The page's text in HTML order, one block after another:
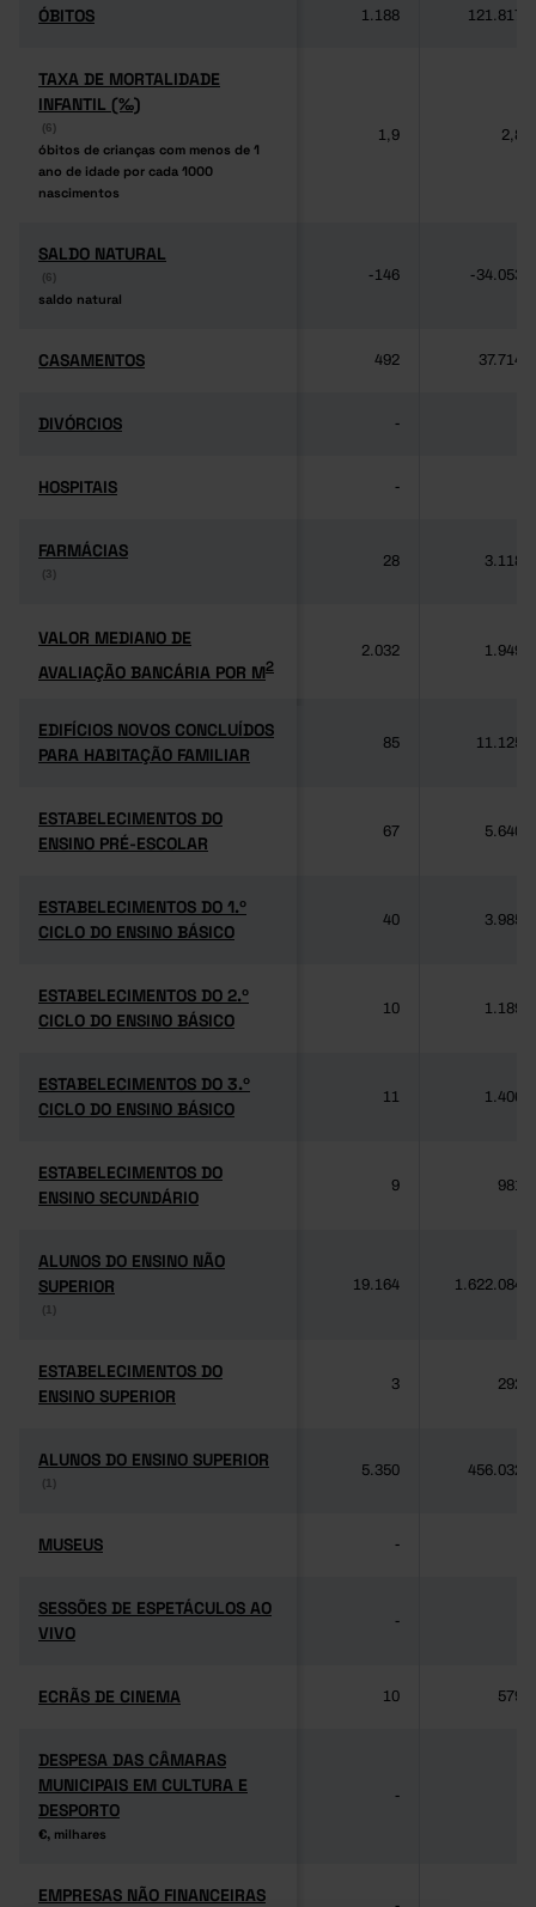
ÓBITOS
ÓBITOS 1.188 121.817
TAXA DE MORTALIDADE
INFANTIL (‰)
(6)
óbitos de crianças com menos de 1
ano de idade por cada 1000
nascimentos
TAXA DE MORTALIDADE
INFANTIL (‰)
(6)
óbitos de crianças com menos de 1
ano de idade por cada 1000
nascimentos
1,9 2,8
SALDO NATURAL
(6)
saldo natural
SALDO NATURAL
(6)
saldo natural
-146 -34.053
CASAMENTOS
CASAMENTOS 492 37.714
DIVÓRCIOS
DIVÓRCIOS -
HOSPITAIS
HOSPITAIS -
FARMÁCIAS
(3)
FARMÁCIAS
(3)
28 3.118
VALOR MEDIANO DE
AVALIAÇÃO BANCÁRIA POR M2
VALOR MEDIANO DE
AVALIAÇÃO BANCÁRIA POR M2
2.032 1.949
EDIFÍCIOS NOVOS CONCLUÍDOS
PARA HABITAÇÃO FAMILIAR
EDIFÍCIOS NOVOS CONCLUÍDOS
PARA HABITAÇÃO FAMILIAR
85 11.125
ESTABELECIMENTOS DO
ENSINO PRÉ-ESCOLAR
ESTABELECIMENTOS DO
ENSINO PRÉ-ESCOLAR
67 5.640
ESTABELECIMENTOS DO 1.º
CICLO DO ENSINO BÁSICO
ESTABELECIMENTOS DO 1.º
CICLO DO ENSINO BÁSICO
40 3.985
ESTABELECIMENTOS DO 2.º
CICLO DO ENSINO BÁSICO
ESTABELECIMENTOS DO 2.º
CICLO DO ENSINO BÁSICO
10 1.189
ESTABELECIMENTOS DO 3.º
CICLO DO ENSINO BÁSICO
ESTABELECIMENTOS DO 3.º
CICLO DO ENSINO BÁSICO
11 1.406
ESTABELECIMENTOS DO
ENSINO SECUNDÁRIO
ESTABELECIMENTOS DO
ENSINO SECUNDÁRIO
9 981
ALUNOS DO ENSINO NÃO
SUPERIOR
(1)
ALUNOS DO ENSINO NÃO
SUPERIOR
(1)
19.164 1.622.084
ESTABELECIMENTOS DO
ENSINO SUPERIOR
ESTABELECIMENTOS DO
ENSINO SUPERIOR
3 292
ALUNOS DO ENSINO SUPERIOR
(1)
ALUNOS DO ENSINO SUPERIOR
(1)
5.350 456.032
MUSEUS
MUSEUS -
SESSÕES DE ESPETÁCULOS AO
VIVO
SESSÕES DE ESPETÁCULOS AO
VIVO
-
ECRÃS DE CINEMA
ECRÃS DE CINEMA 10 579
DESPESA DAS CÂMARAS
MUNICIPAIS EM CULTURA E
DESPORTO
€, milhares
DESPESA DAS CÂMARAS
MUNICIPAIS EM CULTURA E
DESPORTO
€, milhares
-
EMPRESAS NÃO FINANCEIRAS
EMPRESAS NÃO FINANCEIRAS